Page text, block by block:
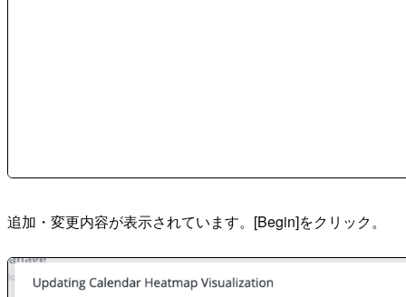
追加・変更内容が表示されています。[Begin]をクリック。